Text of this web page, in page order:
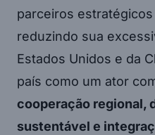
parceiros
reduzindo sua
Estados Unidos e da
país como um ator
cooperação regional,
sustentável e